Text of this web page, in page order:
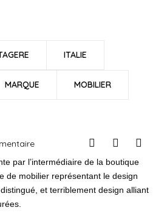
ITALIE
MARQUE MOBILIER
par l’intermédiaire de la boutique
de mobilier représentant le design
et terriblement design alliant